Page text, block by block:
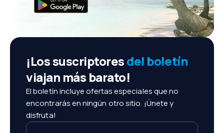
¡Los suscriptoresdel boletín
viajan más barato!
El boletín incluye ofertas especiales que no
encontrarás en ningún otro sitio. ¡Únete y
disfruta!
Tu dirección de email